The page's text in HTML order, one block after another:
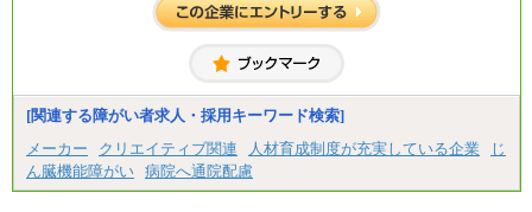
[関連する障がい者求人・採用キーワード検索]
メーカー
クリエイティブ関連 人材育成制度が充実している企業
じ
ん臓機能障がい 病院へ通院配慮